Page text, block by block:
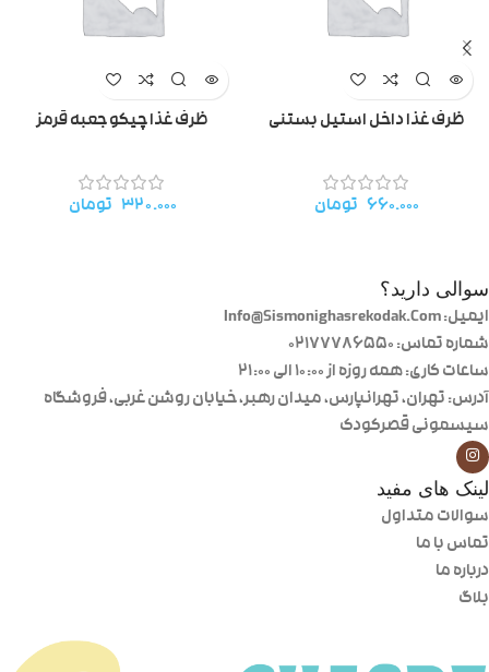
ظرف غذا داخل استیل بستنی
۶۶۰.۰۰۰ تومان
ظرف غذا چیکو جعبه قرمز
۳۲۰.۰۰۰ تومان
سوالی دارید؟
ایمیل: Info@Sismonighasrekodak.Com
شماره تماس: 02177786550
ساعات کاری: همه روزه از ۱۰:۰۰ الی ۲۱:۰۰
آدرس: تهران، تهرانپارس، میدان رهبر، خیابان روشن غربی، فروشگاه
سیسمونی قصرکودک
لینک های مفید
سوالات متداول
تماس با ما
درباره ما
بلاگ